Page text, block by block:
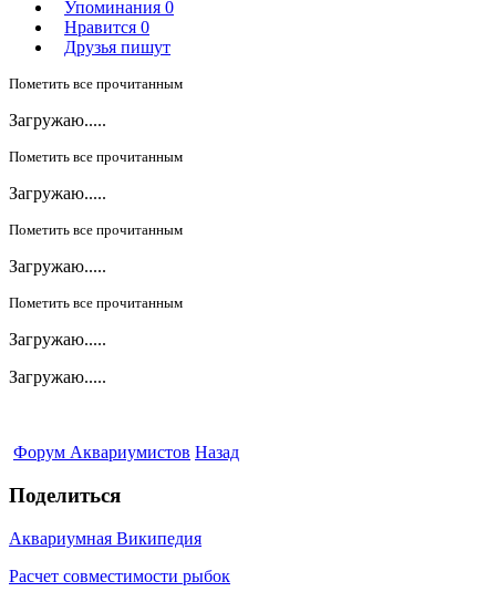
Упоминания 0
Нравится 0
Друзья пишут
Пометить все прочитанным
Загружаю.....
Пометить все прочитанным
Загружаю.....
Пометить все прочитанным
Загружаю.....
Пометить все прочитанным
Загружаю.....
Загружаю.....
Форум Аквариумистов Назад
Поделиться
Аквариумная Википедия
Расчет совместимости рыбок